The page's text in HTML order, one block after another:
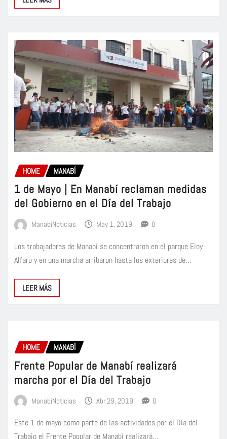
HOME MANABÍ
1 de Mayo | En Manabí reclaman medidas
del Gobierno en el Día del Trabajo
ManabiNoticias May 1, 2019 0
Los trabajadores de Manabí se concentraron en el parque Eloy
Alfaro y en una marcha arribaron hasta los exteriores de…
LEER MÁS
HOME MANABÍ
Frente Popular de Manabí realizará
marcha por el Día del Trabajo
ManabiNoticias Abr 29, 2019 0
Este 1 de mayo como parte de las actividades por el Día del
Trabajo el Frente Popular de Manabí realizará…